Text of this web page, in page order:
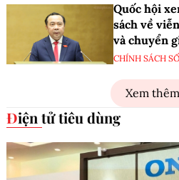
Quốc hội
sách về
và chuyển
CHÍNH SÁCH SỐ
Xem thêm
Điện tử tiêu dùng